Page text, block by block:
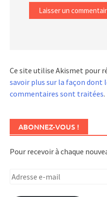
Ce site utilise Akismet pour
savoir plus sur la façon dont
commentaires sont traitées.
ABONNEZ-VOUS !
Pour recevoir à chaque
Adresse